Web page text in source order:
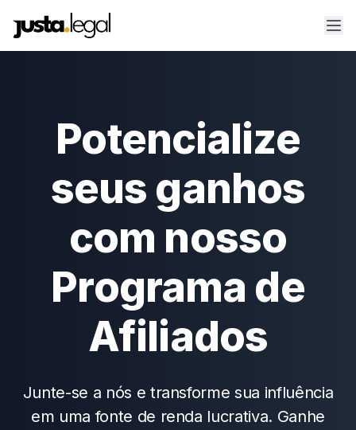
Potencialize
seus ganhos
com nosso
Programa de
Afiliados
Junte-se a nós e transforme sua influência
em uma fonte de renda lucrativa. Ganhe